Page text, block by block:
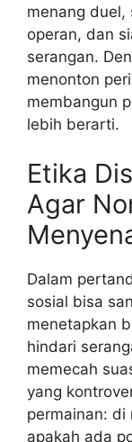
menang duel,
operan, dan
serangan.
menonton
membangun
lebih berarti.
Etika
Agar
Dalam
sosial bisa
menetapkan
hindari
memecah
yang
permainan: di
apakah ada